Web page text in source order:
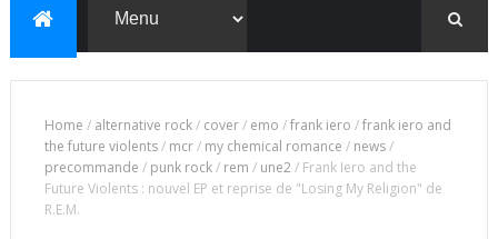
Home / alternative rock/ cover/ emo /frank iero /frank iero and
the future violents/ mcr/ my chemical romance / news/
precommande / punk rock/ rem / une2/ Frank Iero and the
Future Violents : nouvel EP et reprise de "Losing My Religion" de
R.E.M.